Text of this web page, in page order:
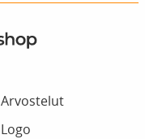
Arvostelut
Logo